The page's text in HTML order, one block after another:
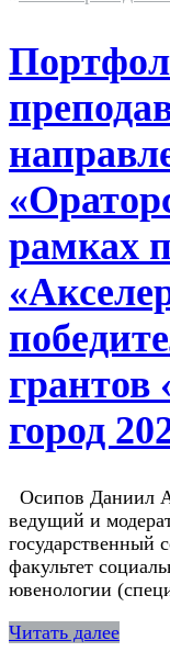
рамках
город
Осипов Даниил
ведущий и
государственный
факультет
ювенологии
Читать далее